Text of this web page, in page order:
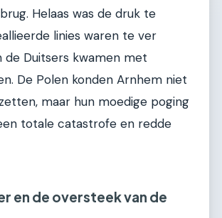
Helaas was de druk te
linies waren te ver
de Duitsers kwamen met
De Polen konden Arnhem niet
maar hun moedige poging
totale catastrofe en redde
en de oversteek van de